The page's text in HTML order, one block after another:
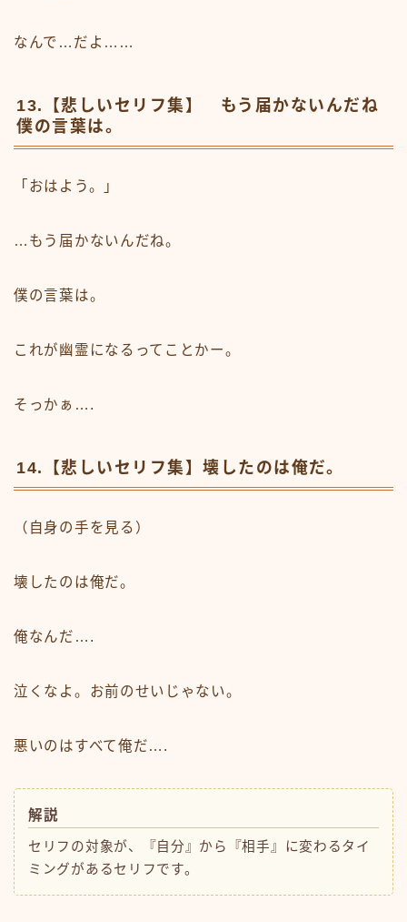
なんで…だよ……
13.【悲しいセリフ集】 もう届かないんだね
僕の言葉は。
「おはよう。」
…もう届かないんだね。
僕の言葉は。
これが幽霊になるってことかー。
そっかぁ….
14.【悲しいセリフ集】壊したのは俺だ。
（自身の手を見る）
壊したのは俺だ。
俺なんだ….
泣くなよ。お前のせいじゃない。
悪いのはすべて俺だ….
解説
セリフの対象が、『自分』から『相手』に変わるタイ
ミングがあるセリフです。